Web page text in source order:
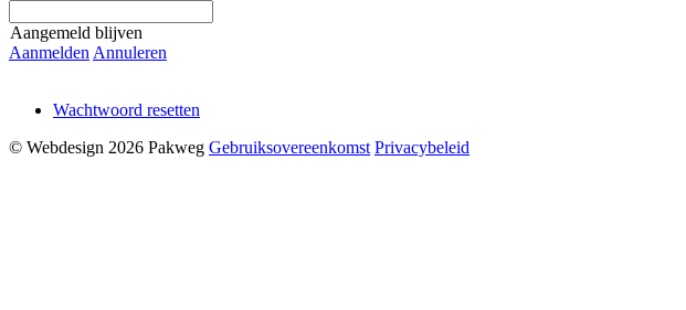
Aangemeld blijven
Aanmelden Annuleren
Wachtwoord resetten
© Webdesign 2026 Pakweg Gebruiksovereenkomst Privacybeleid